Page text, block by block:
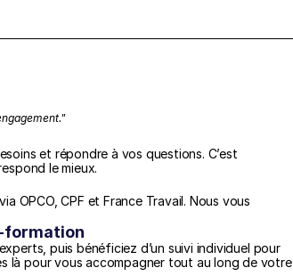
et répondre à vos questions. C’est
le mieux.
OPCO, CPF et France Travail. Nous vous
formation
puis bénéficiez d’un suivi individuel pour
là pour vous accompagner tout au long de votre